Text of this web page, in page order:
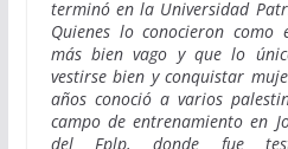
terminó en la Universidad
Quienes lo conocieron como
más bien vago y que lo
vestirse bien y conquistar
años conoció a varios
campo de entrenamiento en
del Fplp, donde fue